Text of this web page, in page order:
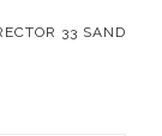
33 SAND